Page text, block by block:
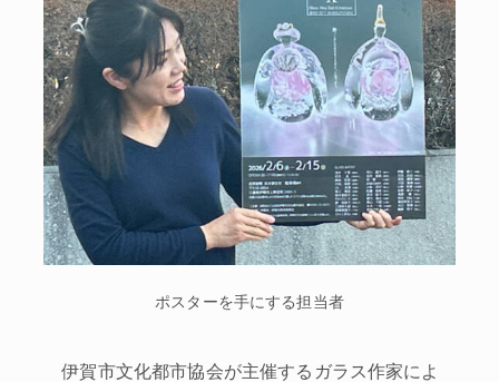
ポスターを手にする担当者
伊賀市文化都市協会が主催するガラス作家によ